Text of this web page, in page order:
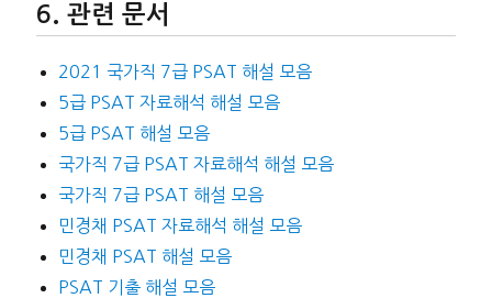
관련 문서
2021 국가직 7급 PSAT 해설 모음
5급 PSAT 자료해석 해설 모음
5급 PSAT 해설 모음
국가직 7급 PSAT 자료해석 해설 모음
국가직 7급 PSAT 해설 모음
민경채 PSAT 자료해석 해설 모음
민경채 PSAT 해설 모음
PSAT 기출 해설 모음